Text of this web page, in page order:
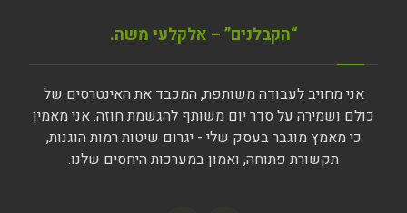
“הקבלנים” – אלקלעי משה.
אני מחויב לעבודה משותפת, המכבד את האינטרסים של
כולם ושמירה על סדר יום משותף להגשמת חוזה. אני מאמין
כי מאמץ מוגבר בעסק שלי - יגרום שיטות רמות הוגנות,
תקשורת פתוחה, ואמון במערכות היחסים שלנו.